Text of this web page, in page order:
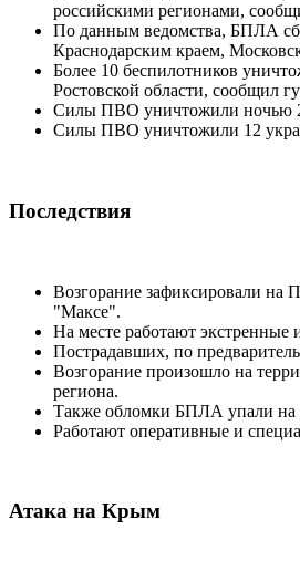
российскими регионами,
По данным ведомства, БПЛА
Краснодарским краем,
Более 10 беспилотников
Ростовской области, сообщил
Силы ПВО уничтожили ночью
Силы ПВО уничтожили 12
Последствия
Возгорание зафиксировали на
"Максе".
На месте работают
Пострадавших, по
Возгорание произошло на
региона.
Также обломки БПЛА упали на
Работают оперативные и
Атака на Крым